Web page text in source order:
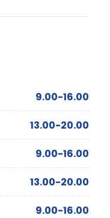
9.00-16.00
13.00-20.00
9.00-16.00
13.00-20.00
9.00-16.00